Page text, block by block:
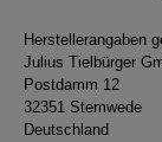
Herstellerangaben
Julius Tielbürger
Postdamm 12
32351 Stemwede
Deutschland